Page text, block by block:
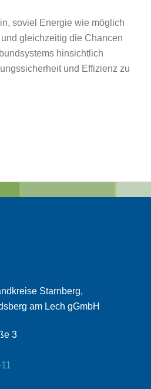
soviel Energie wie möglich
gleichzeitig die Chancen
hinsichtlich
und Effizienz zu
Starnberg,
am Lech gGmbH
3